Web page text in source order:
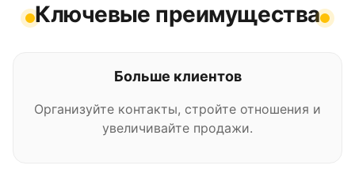
Ключевые преимущества
Больше клиентов
Организуйте контакты, стройте отношения и
увеличивайте продажи.